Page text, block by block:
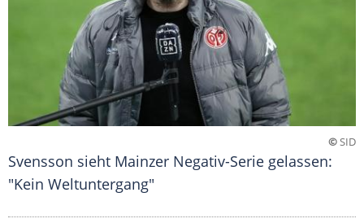
©SID
Svensson sieht Mainzer Negativ-Serie gelassen:
"Kein Weltuntergang"